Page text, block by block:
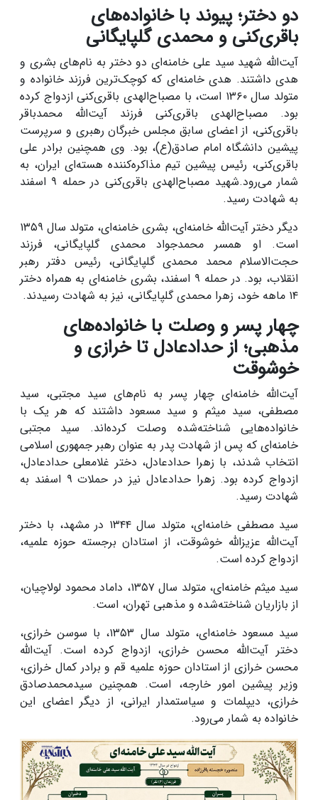
دو دختر؛ پیوند با خانواده‌های
باقری‌کنی و محمدی گلپایگانی
آیت‌الله شهید سید علی خامنه‌ای دو دختر به نام‌های بشری و
هدی داشتند. هدی خامنه‌ای که کوچک‌ترین فرزند خانواده و
متولد سال ۱۳۶۰ است، با مصباح‌الهدی باقری‌کنی ازدواج کرده
بود. مصباح‌الهدی باقری‌کنی فرزند آیت‌الله محمدباقر
باقری‌کنی، از اعضای سابق مجلس خبرگان رهبری و سرپرست
پیشین دانشگاه امام صادق(ع)، بود. وی همچنین برادر علی
باقری‌کنی، رئیس پیشین تیم مذاکره‌کننده هسته‌ای ایران، به
شمار می‌رود.شهید مصباح‌الهدی باقری‌کنی در حمله ۹ اسفند
به شهادت رسید.
دیگر دختر آیت‌الله خامنه‌ای، بشری خامنه‌ای، متولد سال ۱۳۵۹
است. او همسر محمدجواد محمدی گلپایگانی، فرزند
حجت‌الاسلام محمد محمدی گلپایگانی، رئیس دفتر رهبر
انقلاب، بود. در حمله ۹ اسفند، بشری خامنه‌ای به همراه دختر
۱۴ ماهه خود، زهرا محمدی گلپایگانی، نیز به شهادت رسیدند.
چهار پسر و وصلت با خانواده‌های
مذهبی؛ از حدادعادل تا خرازی و
خوشوقت
آیت‌الله خامنه‌ای چهار پسر به نام‌های سید مجتبی، سید
مصطفی، سید میثم و سید مسعود داشتند که هر یک با
خانواده‌هایی شناخته‌شده وصلت کرده‌اند. سید مجتبی
خامنه‌ای که پس از شهادت پدر به عنوان رهبر جمهوری اسلامی
انتخاب شدند، با زهرا حدادعادل، دختر غلامعلی حدادعادل،
ازدواج کرده بود. زهرا حدادعادل نیز در حملات ۹ اسفند به
شهادت رسید.
سید مصطفی خامنه‌ای، متولد سال ۱۳۴۴ در مشهد، با دختر
آیت‌الله عزیزالله خوشوقت، از استادان برجسته حوزه علمیه،
ازدواج کرده است.
سید میثم خامنه‌ای، متولد سال ۱۳۵۷، داماد محمود لولاچیان،
از بازاریان شناخته‌شده و مذهبی تهران، است.
سید مسعود خامنه‌ای، متولد سال ۱۳۵۳، با سوسن خرازی،
دختر آیت‌الله محسن خرازی، ازدواج کرده است. آیت‌الله
محسن خرازی از استادان حوزه علمیه قم و برادر کمال خرازی،
وزیر پیشین امور خارجه، است. همچنین سیدمحمدصادق
خرازی، دیپلمات و سیاستمدار ایرانی، از دیگر اعضای این
خانواده به شمار می‌رود.